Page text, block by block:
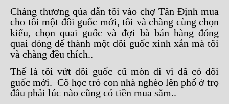
Chàng thương qúa dẫn tôi vào chợ Tân Định mua
cho tôi một đôi guốc mới, tôi và chàng cùng chọn
kiểu, chọn quai guốc và đợi bà bán hàng đóng
quai đóng đế thành một đôi guốc xinh xắn mà tôi
và chàng đều thích..
Thế là tôi vứt đôi guốc cũ mòn đi vì đã có đôi
guốc mới. Cô học trò con nhà nghèo lên phố ở trọ
đâu phải lúc nào cũng có tiền mua sắm..